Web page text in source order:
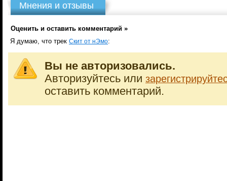
Мнения и отзывы
Оценить и оставить комментарий »
Я думаю, что трек Скит от нЭмо:
Вы не авторизовались.
Авторизуйтесь или
оставить комментарий.